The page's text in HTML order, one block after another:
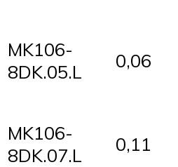
MK106-
8DK.05.L
0,06
MK106-
8DK.07.L
0,11